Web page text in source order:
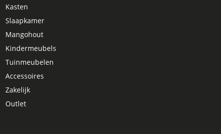
Kasten
Slaapkamer
Mangohout
Kindermeubels
Tuinmeubelen
Accessoires
Zakelijk
Outlet